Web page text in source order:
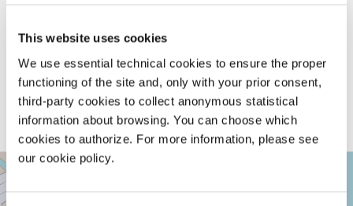
This website uses cookies
We use essential technical cookies to ensure the proper
functioning of the site and, only with your prior consent,
third-party cookies to collect anonymous statistical
information about browsing. You can choose which
cookies to authorize. For more information, please see
our cookie policy.
internazionale diMacbettu.
“Gli oggetti e le persone sfumano l’uno nell’altro, i colori si
sfaldano in mezzetinte, i lineamenti e le voci si disciolgono.
Tanto che, a un certo punto, non si sa più chi parla, se una
voce proveniente da un’altra stanza o noi stessi con le parole
di un altro”. (Alessandro Serra)
TEATRO
PICCOLO
ARSENALE